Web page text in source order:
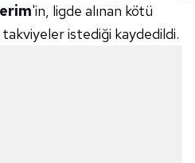
'in, ligde alınan kötü
takviyeler istediği kaydedildi.